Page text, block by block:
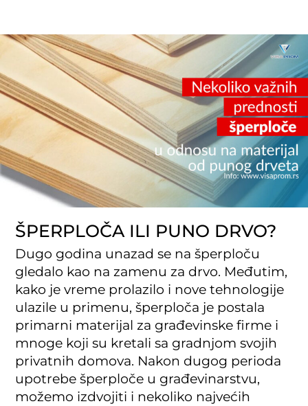
ŠPERPLOČA ILI PUNO DRVO?
Dugo godina unazad se na šperploču
gledalo kao na zamenu za drvo. Međutim,
kako je vreme prolazilo i nove tehnologije
ulazile u primenu, šperploča je postala
primarni materijal za građevinske firme i
mnoge koji su kretali sa gradnjom svojih
privatnih domova. Nakon dugog perioda
upotrebe šperploče u građevinarstvu,
možemo izdvojiti i nekoliko najvećih